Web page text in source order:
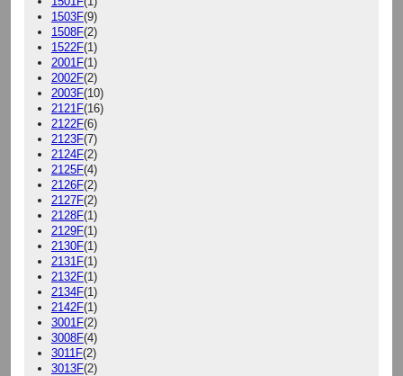
1503F(9)
1508F(2)
1522F(1)
2001F(1)
2002F(2)
2003F(10)
2121F(16)
2122F(6)
2123F(7)
2124F(2)
2125F(4)
2126F(2)
2127F(2)
2128F(1)
2129F(1)
2130F(1)
2131F(1)
2132F(1)
2134F(1)
2142F(1)
3001F(2)
3008F(4)
3011F(2)
3013F(2)